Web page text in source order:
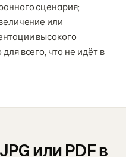
сценария;
или
высокого
всего, что не идёт в
или PDF в